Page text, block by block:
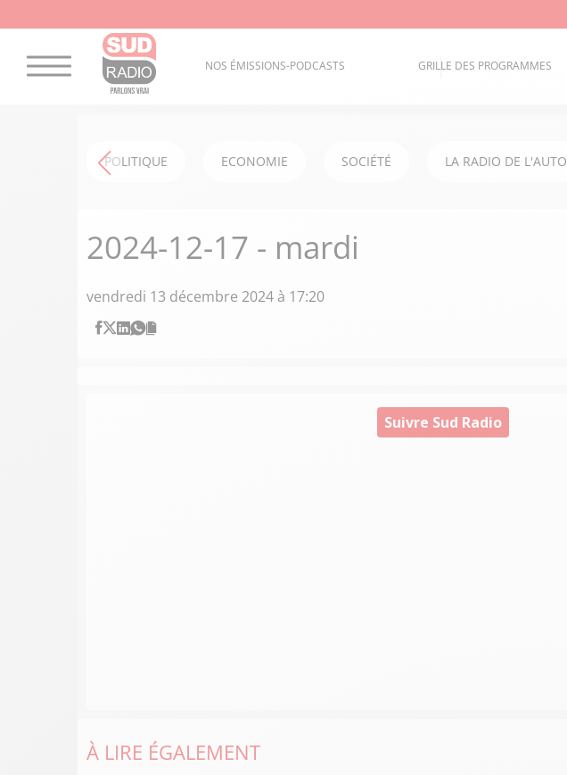
NOS ÉMISSIONS-PODCASTS GRILLE DES PROGRAMMES
POLITIQUE ECONOMIE SOCIÉTÉ LA RADIO DE L'AUTO
2024-12-17 - mardi
vendredi 13 décembre 2024 à 17:20
Suivre Sud Radio
À LIRE ÉGALEMENT